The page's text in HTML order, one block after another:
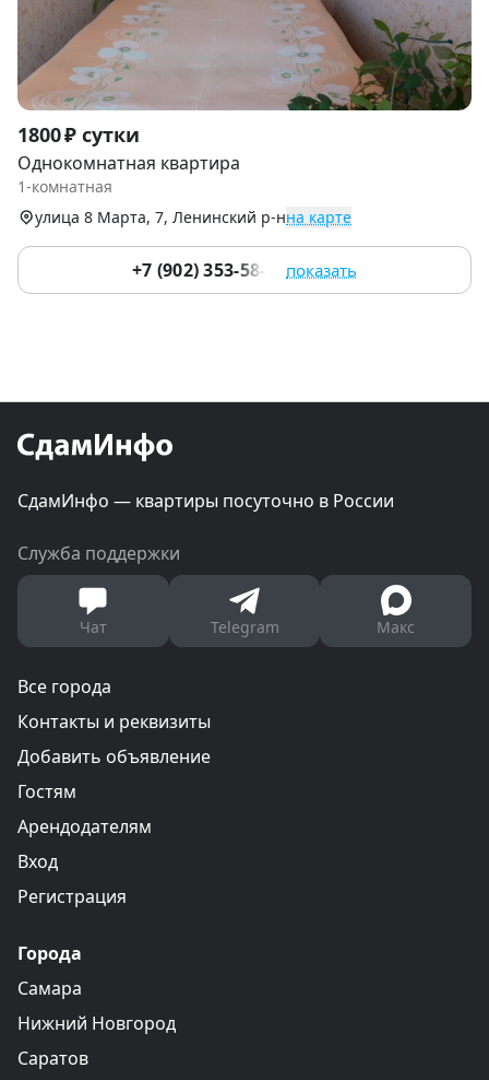
Item
1
of
1800 ₽ сутки
Однокомнатная квартира
1-комнатная
улица 8 Марта, 7, Ленинский р-нна карте
+7 (902) 353-58-78 показать
СдамИнфо — квартиры посуточно в России
Служба поддержки
Чат Telegram Макс
Все города
Контакты и реквизиты
Добавить объявление
Гостям
Арендодателям
Вход
Регистрация
Города
Самара
Нижний Новгород
Саратов